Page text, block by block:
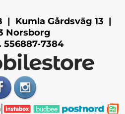
| Kumla Gårdsväg 13 |
Norsborg
556887-7384